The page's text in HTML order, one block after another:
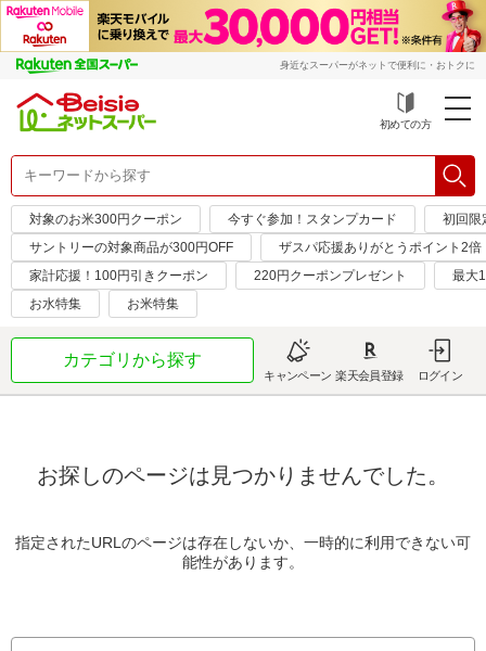
身近なスーパーがネットで便利に・おトクに
初めての方
対象のお米300円クーポン 今すぐ参加！スタンプカード
初回限
サントリーの対象商品が300円OFF
ザスパ応援ありがとうポイント2倍
家計応援！100円引きクーポン
220円クーポンプレゼント
最大
お水特集
お米特集
カテゴリから探す
キャンペーン 楽天会員登録 ログイン
お探しのページは見つかりませんでした。
指定されたURLのページは存在しないか、一時的に利用できない可
能性があります。